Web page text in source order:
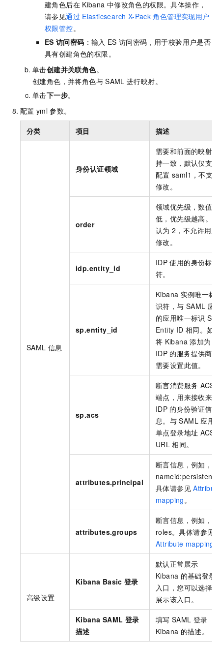
建角色后在 Kibana 中修改角色的权限。具体操作，
请参见通过 Elasticsearch X-Pack 角色管理实现用户
权限管控。
ES 访问密码 ：输入 ES 访问密码，用于校验用户是否
具有创建角色的权限。
单击创建并关联角色。
创建角色，并将角色与 SAML 进行映射。
单击下一步。
配置 yml 参数。
分类 项目 描述
SAML 信息
身份认证领域
需要和前面的映射保
持一致，默认仅支持
配置 saml1，不支持
修改。
order
领域优先级，数值越
低，优先级越高。默
认为 2，不允许用户
修改。
idp.entity_id
IDP 使用的身份标识
符。
sp.entity_id
Kibana 实例唯一标
识符，与 SAML 应
的应用唯一标识 SP
Entity ID 相同。如
将 Kibana 添加为
IDP 的服务提供商，
需要设置此值。
sp.acs
断言消费服务 ACS
端点，用来接收来自
IDP 的身份验证信
息。与 SAML 应用
单点登录地址 ACS
URL 相同。
attributes.principal
断言信息，例如，
nameid:persistent
具体请参见
mapping。
attributes.groups
断言信息，例如，
roles。具体请参见
Attribute mapping
高级设置
Kibana Basic 登录
默认正常展示
Kibana 的基础登录
入口，您可以选择不
展示该入口。
Kibana SAML 登录
描述
填写 SAML 登录
Kibana 的描述。